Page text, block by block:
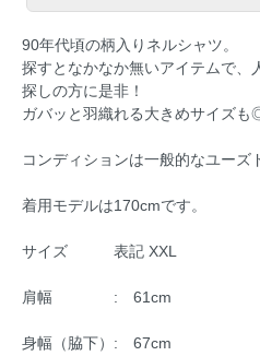
90年代頃の柄入りネルシャツ。
探すとなかなか無いアイテムで、
探しの方に是非！
ガバッと羽織れる大きめサイズ
コンディションは一般的なユーズ
着用モデルは170cmです。
サイズ 表記 XXL
肩幅 : 61cm
身幅（脇下）: 67cm